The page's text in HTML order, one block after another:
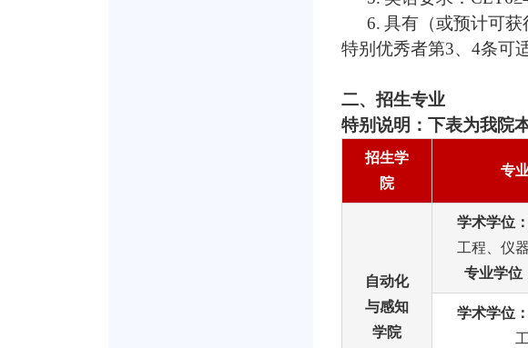
6. 具有（或预计可获
特别优秀者第3、 4条可
二、招生专业
特别说明：下表为我院
招生学
院
专
自动化
与感知
学院
学术学位：
工程、仪
专业学位
学术学位：